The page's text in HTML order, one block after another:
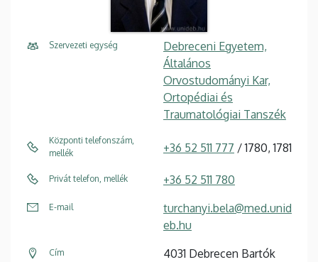
Szervezeti egység
Debreceni Egyetem,
Általános
Orvostudományi Kar,
Ortopédiai és
Traumatológiai Tanszék
Központi telefonszám,
mellék
+36 52 511 777 / 1780, 1781
Privát telefon, mellék +36 52 511 780
E-mail
turchanyi.bela@med.unid
eb.hu
Cím
4031 Debrecen Bartók